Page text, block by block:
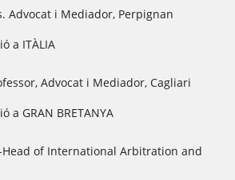
Advocat i Mediador, Perpignan
a ITÀLIA
Advocat i Mediador, Cagliari
a GRAN BRETANYA
Head of International Arbitration and